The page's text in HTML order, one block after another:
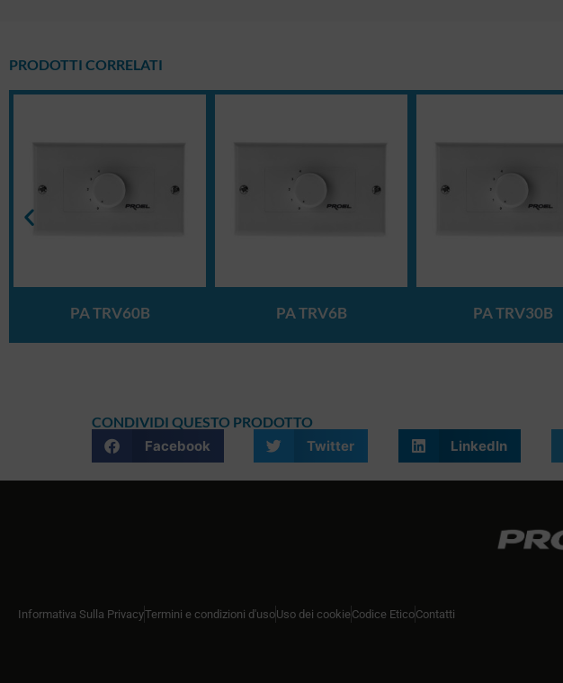
PRODOTTI CORRELATI
PA TRV60B PA TRV6B PA TRV30B
CONDIVIDI QUESTO PRODOTTO
Facebook
Twitter LinkedIn
Informativa Sulla PrivacyTermini e condizioni d'usoUso dei cookieCodice EticoContatti